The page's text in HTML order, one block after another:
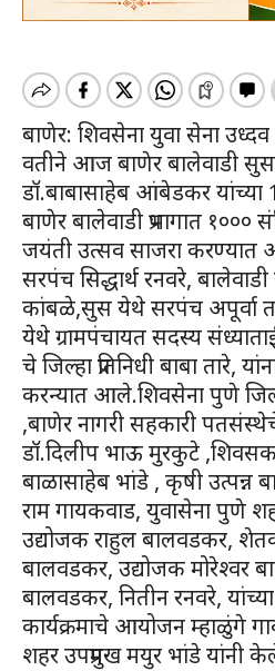
बाणेर: शिवसेना युवा सेना
वतीने आज बाणेर बालेवाडी
डॉ.बाबासाहेब आंबेडकर यांच्या
बाणेर बालेवाडी प्रभागात
जयंती उत्सव साजरा करण्यात
सरपंच सिद्धार्थ रनवरे,
कांबळे,सुस येथे सरपंच अपूर्वा
येथे ग्रामपंचायत सदस्य
चे जिल्हा प्रतिनिधी बाबा तारे,
करन्यात आले.शिवसेना पुणे
,बाणेर नागरी सहकारी
डॉ.दिलीप भाऊ मुरकुटे
बाळासाहेब भांडे , कृषी उत्पन्न
राम गायकवाड, युवासेना पुणे
उद्योजक राहुल बालवडकर,
बालवडकर, उद्योजक मोरेश्वर
बालवडकर, नितीन रनवरे,
कार्यक्रमाचे आयोजन म्हाळुंगे
शहर उपप्रमुख मयुर भांडे यांनी